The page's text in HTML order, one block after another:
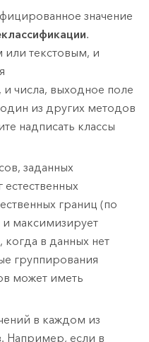
значение
.
или текстовым, и
и числа, выходное поле
из других методов
надписать классы
заданных
естественных
границ (по
и максимизирует
когда в данных нет
группирования
может иметь
в каждом из
. Например, если в